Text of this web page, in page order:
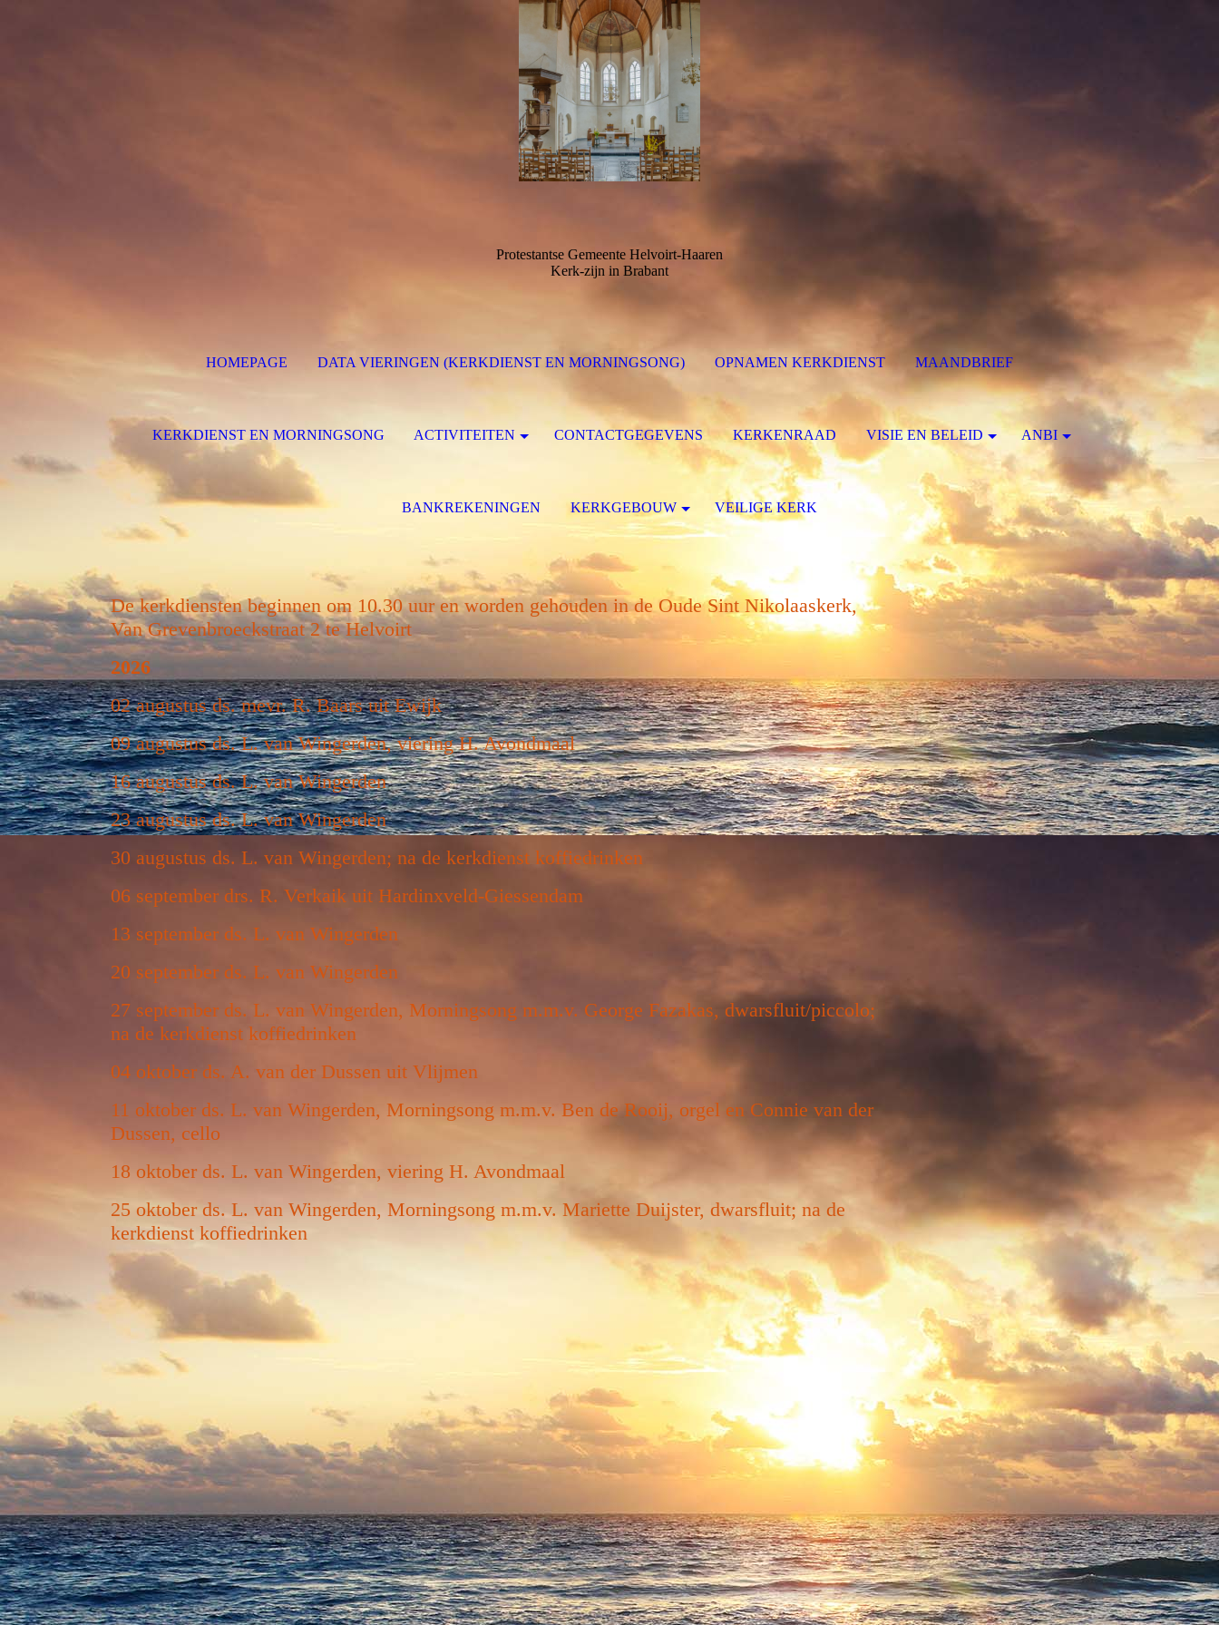
Protestantse Gemeente Helvoirt-Haaren
Kerk-zijn in Brabant
HOMEPAGE DATA VIERINGEN (KERKDIENST EN MORNINGSONG) OPNAMEN KERKDIENST MAANDBRIEF
KERKDIENST EN MORNINGSONG ACTIVITEITEN CONTACTGEGEVENS KERKENRAAD VISIE EN BELEID ANBI
BANKREKENINGEN KERKGEBOUW VEILIGE KERK
De kerkdiensten beginnen om 10.30 uur en worden gehouden in de Oude Sint Nikolaaskerk,
Van Grevenbroeckstraat 2 te Helvoirt
2026
02 augustus ds. mevr. R. Baars uit Ewijk
09 augustus ds. L. van Wingerden, viering H. Avondmaal
16 augustus ds. L. van Wingerden
23 augustus ds. L. van Wingerden
30 augustus ds. L. van Wingerden; na de kerkdienst koffiedrinken
06 september drs. R. Verkaik uit Hardinxveld-Giessendam
13 september ds. L. van Wingerden
20 september ds. L. van Wingerden
27 september ds. L. van Wingerden, Morningsong m.m.v. George Fazakas, dwarsfluit/piccolo;
na de kerkdienst koffiedrinken
04 oktober ds. A. van der Dussen uit Vlijmen
11 oktober ds. L. van Wingerden, Morningsong m.m.v. Ben de Rooij, orgel en Connie van der
Dussen, cello
18 oktober ds. L. van Wingerden, viering H. Avondmaal
25 oktober ds. L. van Wingerden, Morningsong m.m.v. Mariette Duijster, dwarsfluit; na de
kerkdienst koffiedrinken